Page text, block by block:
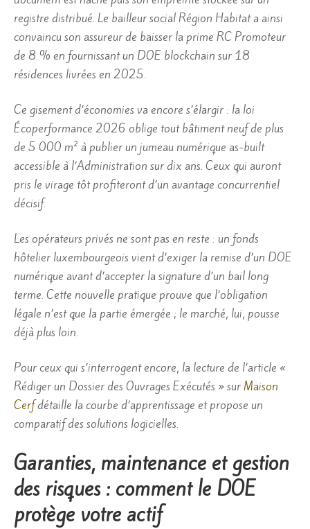
registre distribué. Le bailleur social Région Habitat a ainsi
convaincu son assureur de baisser la prime RC Promoteur
de 8 % en fournissant un DOE blockchain sur 18
résidences livrées en 2025.
Ce gisement d’économies va encore s’élargir : la loi
Écoperformance 2026 oblige tout bâtiment neuf de plus
de 5 000 m² à publier un jumeau numérique as-built
accessible à l’Administration sur dix ans. Ceux qui auront
pris le virage tôt profiteront d’un avantage concurrentiel
décisif.
Les opérateurs privés ne sont pas en reste : un fonds
hôtelier luxembourgeois vient d’exiger la remise d’un DOE
numérique avant d’accepter la signature d’un bail long
terme. Cette nouvelle pratique prouve que l’obligation
légale n’est que la partie émergée ; le marché, lui, pousse
déjà plus loin.
Pour ceux qui s’interrogent encore, la lecture de l’article «
Rédiger un Dossier des Ouvrages Exécutés » surMaison
Cerfdétaille la courbe d’apprentissage et propose un
comparatif des solutions logicielles.
Garanties, maintenance et gestion
des risques : comment le DOE
protège votre actif